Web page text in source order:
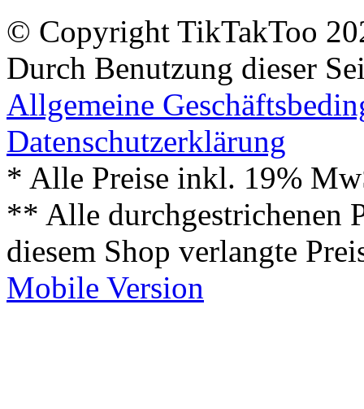
© Copyright TikTakToo
Durch Benutzung dieser
Allgemeine
Datenschutzerklärung
* Alle Preise inkl. 19%
** Alle durchgestrichenen
diesem Shop verlangte
Mobile Version